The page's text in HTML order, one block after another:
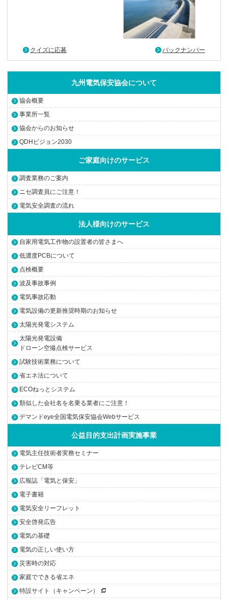
クイズに応募 バックナンバー
九州電気保安協会について
協会概要
事業所一覧
協会からのお知らせ
QDHビジョン2030
ご家庭向けのサービス
調査業務のご案内
ニセ調査員にご注意！
電気安全調査の流れ
法人様向けのサービス
自家用電気工作物の設置者の皆さまへ
低濃度PCBについて
点検概要
波及事故事例
電気事故応動
電気設備の更新推奨時期のお知らせ
太陽光発電システム
太陽光発電設備
ドローン空撮点検サービス
試験技術業務について
省エネ法について
ECOねっとシステム
類似した会社名を名乗る業者にご注意！
デマンドeye全国電気保安協会Webサービス
公益目的支出計画実施事業
電気主任技術者実務セミナー
テレビCM等
広報誌「電気と保安」
電子書籍
電気安全リーフレット
安全啓発広告
電気の基礎
電気の正しい使い方
災害時の対応
家庭でできる省エネ
特設サイト（キャンペーン）